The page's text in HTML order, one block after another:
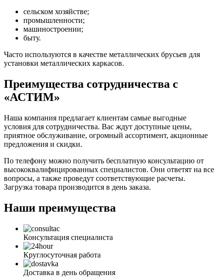
сельском хозяйстве;
промышленности;
машиностроении;
быту.
Часто используются в качестве металлических брусьев для
установки металлических каркасов.
Преимущества сотрудничества с
«АСТИМ»
Наша компания предлагает клиентам самые выгодные
условия для сотрудничества. Вас ждут доступные цены,
приятное обслуживание, огромный ассортимент, акционные
предложения и скидки.
По телефону можно получить бесплатную консультацию от
высококвалифицированных специалистов. Они ответят на все
вопросы, а также проведут соответствующие расчеты.
Загрузка товара производится в день заказа.
Наши преимущества
Консультация специалиста
Круглосуточная работа
Доставка в день обращения